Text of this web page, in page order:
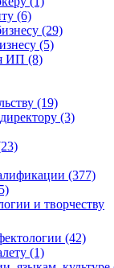
(6)
(29)
(5)
ИП (8)
(19)
(3)
(377)
и творчеству
(42)
(1)